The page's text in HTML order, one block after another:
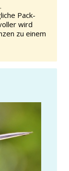
Pack-
wird
zu einem